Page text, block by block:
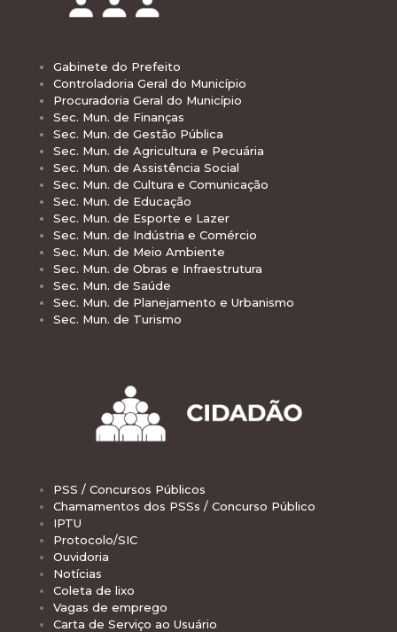
Gabinete do Prefeito
Controladoria Geral do Município
Procuradoria Geral do Município
Sec. Mun. de Finanças
Sec. Mun. de Gestão Pública
Sec. Mun. de Agricultura e Pecuária
Sec. Mun. de Assistência Social
Sec. Mun. de Cultura e Comunicação
Sec. Mun. de Educação
Sec. Mun. de Esporte e Lazer
Sec. Mun. de Indústria e Comércio
Sec. Mun. de Meio Ambiente
Sec. Mun. de Obras e Infraestrutura
Sec. Mun. de Saúde
Sec. Mun. de Planejamento e Urbanismo
Sec. Mun. de Turismo
PSS / Concursos Públicos
Chamamentos dos PSSs / Concurso Público
IPTU
Protocolo/SIC
Ouvidoria
Notícias
Coleta de lixo
Vagas de emprego
Carta de Serviço ao Usuário